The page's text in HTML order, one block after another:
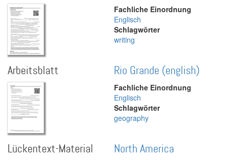
Fachliche Einordnung
Englisch
Schlagwörter
writing
Arbeitsblatt Rio Grande (english)
Fachliche Einordnung
Englisch
Schlagwörter
geography
Lückentext-Material North America